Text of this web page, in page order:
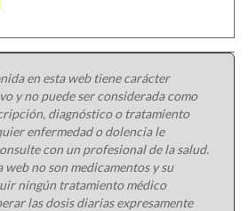
en esta web tiene carácter
y no puede ser considerada como
diagnóstico o tratamiento
enfermedad o dolencia le
con un profesional de la salud.
web no son medicamentos y su
ningún tratamiento médico
las dosis diarias expresamente